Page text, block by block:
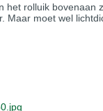
het rolluik
Maar moet wel